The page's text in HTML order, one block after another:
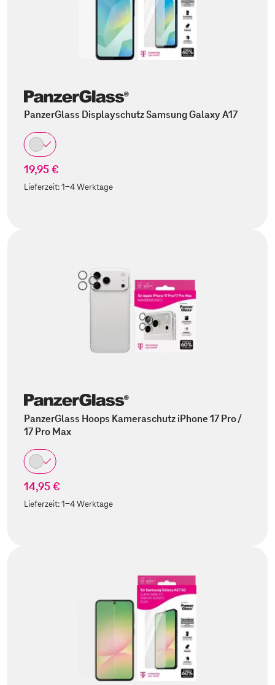
PanzerGlass Displayschutz Samsung Galaxy A17
19,95 €
Lieferzeit:1-4 Werktage
PanzerGlass Hoops Kameraschutz iPhone 17 Pro /
17 Pro Max
14,95 €
Lieferzeit:1-4 Werktage